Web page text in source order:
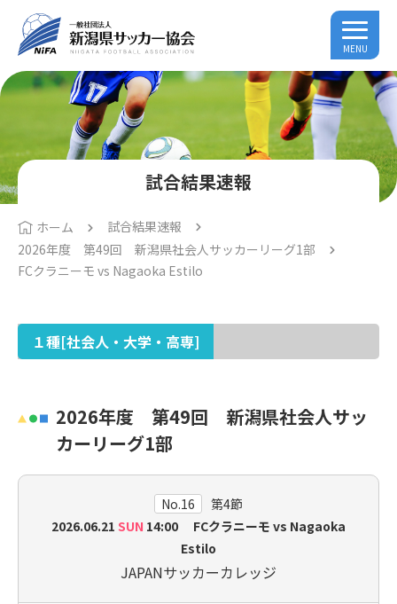
MENU
試合結果速報
ホーム
試合結果速報
2026年度 第49回 新潟県社会人サッカーリーグ1部
FCクラニーモ vs Nagaoka Estilo
１種[社会人・大学・高専]
2026年度 第49回 新潟県社会人サッ
カーリーグ1部
No.16
第4節
2026.06.21 SUN 14:00 FCクラニーモ vs Nagaoka
Estilo
JAPANサッカーカレッジ